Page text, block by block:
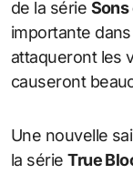
de la série
importante
attaqueront les
causeront
Une nouvelle
la sérieTrue